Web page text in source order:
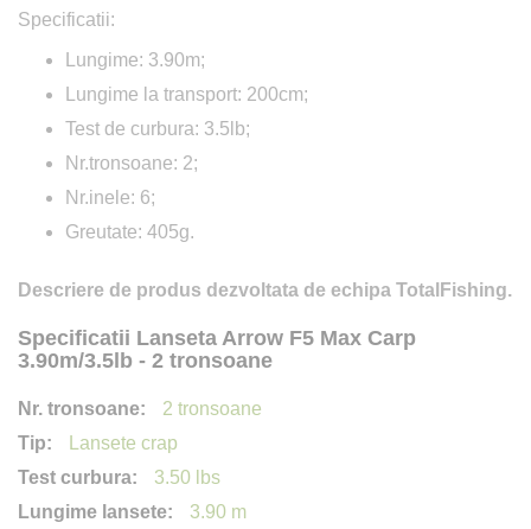
Specificatii:
Lungime: 3.90m;
Lungime la transport: 200cm;
Test de curbura: 3.5lb;
Nr.tronsoane: 2;
Nr.inele: 6;
Greutate: 405g.
Descriere de produs dezvoltata de echipa TotalFishing.
Specificatii Lanseta Arrow F5 Max Carp
3.90m/3.5lb - 2 tronsoane
2 tronsoane
Lansete crap
3.50 lbs
3.90 m